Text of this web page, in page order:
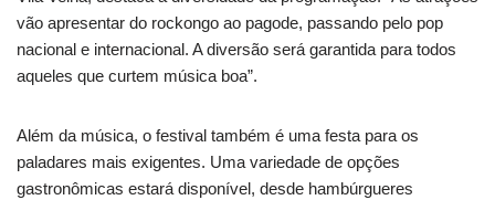
vão apresentar do rockongo ao pagode, passando pelo pop
nacional e internacional. A diversão será garantida para todos
aqueles que curtem música boa”.
Além da música, o festival também é uma festa para os
paladares mais exigentes. Uma variedade de opções
gastronômicas estará disponível, desde hambúrgueres